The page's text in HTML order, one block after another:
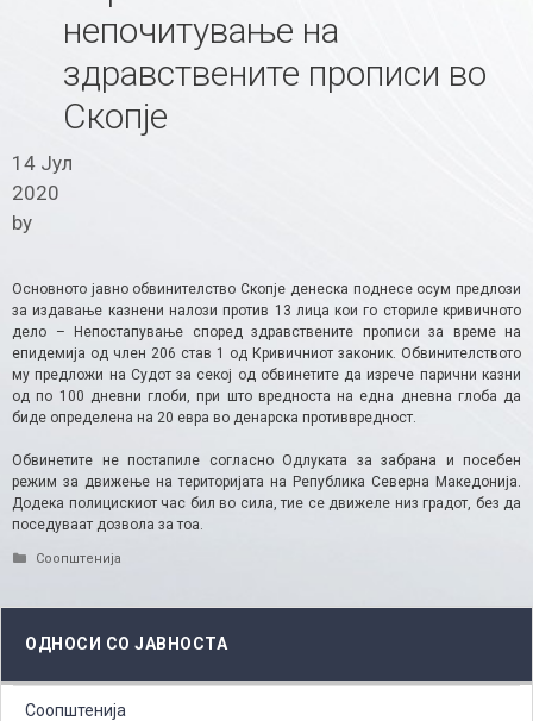
непочитување на
здравствените прописи во
Скопје
14 Јул
2020
by
Основното јавно обвинителство Скопје денеска поднесе осум предлози
за издавање казнени налози против 13 лица кои го сториле кривичното
дело – Непостапување според здравствените прописи за време на
епидемија од член 206 став 1 од Кривичниот законик. Обвинителството
му предложи на Судот за секој од обвинетите да изрече парични казни
од по 100 дневни глоби, при што вредноста на една дневна глоба да
биде определена на 20 евра во денарска противвредност.
Обвинетите не постапиле согласно Одлуката за забрана и посебен
режим за движење на територијата на Република Северна Македонија.
Додека полицискиот час бил во сила, тие се движеле низ градот, без да
поседуваат дозвола за тоа.
Categories
Соопштенија
ОДНОСИ СО ЈАВНОСТА
Соопштенија